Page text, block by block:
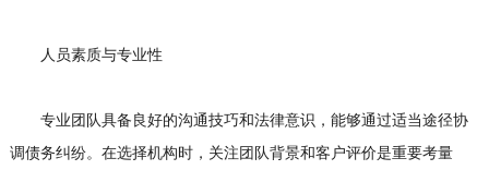
人员素质与专业性
专业团队具备良好的沟通技巧和法律意识，能够通过适当途径协
调债务纠纷。在选择机构时，关注团队背景和客户评价是重要考量